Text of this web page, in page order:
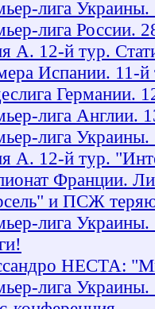
лига
лига России.
А. 12-й тур.
Испании. 11-й
Германии.
лига Англии.
лига Украины.
А. 12-й тур.
Франции.
и ПСЖ
лига
НЕСТА:
лига